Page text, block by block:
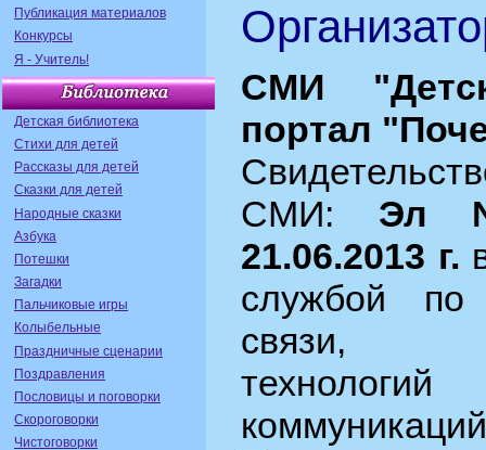
Публикация материалов
Конкурсы
Я - Учитель!
Детская библиотека
Стихи для детей
Рассказы для детей
Сказки для детей
Народные сказки
Азбука
Потешки
Загадки
Пальчиковые игры
Колыбельные
Праздничные сценарии
Поздравления
Пословицы и поговорки
Скороговорки
Чистоговорки
СМИ
портал
СМИ: Эл
21.06.2013 г.
службой
связи,